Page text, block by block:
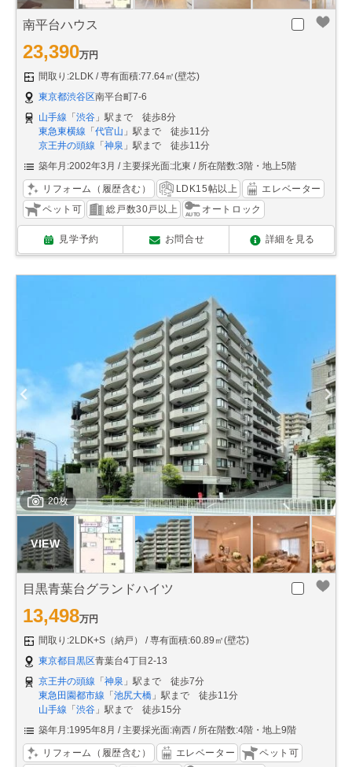
南平台ハウス
23,390万円
間取り:2LDK
専有面積:77.64㎡(壁芯)
東京都渋谷区南平台町7-6
山手線 「 渋谷 」駅まで 徒歩8分
東急東横線 「 代官山 」駅まで 徒歩11分
京王井の頭線 「 神泉 」駅まで 徒歩11分
築年月:2002年3月
主要採光面:北東 所在階数:3階・地上5階
リフォーム（履歴含む） LDK15帖以上
エレベーター
ペット可
総戸数30戸以上 オートロック
見学予約 お問合せ 詳細を見る
20枚
目黒青葉台グランドハイツ
13,498万円
間取り:2LDK+S（納戸）
専有面積:60.89㎡(壁芯)
東京都目黒区青葉台4丁目2-13
京王井の頭線 「神泉 」駅まで 徒歩7分
東急田園都市線 「池尻大橋 」駅まで 徒歩11分
山手線 「渋谷 」駅まで 徒歩15分
築年月:1995年8月
主要採光面:南西 所在階数:4階・地上9階
リフォーム（履歴含む） エレベーター
ペット可